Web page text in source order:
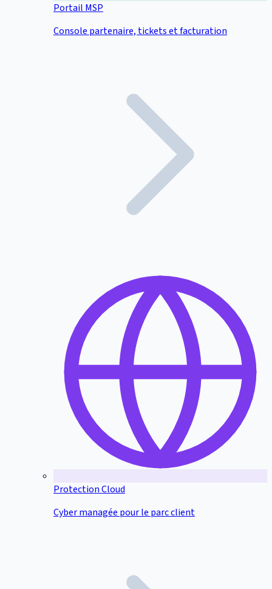
Portail MSP
Console partenaire, tickets et facturation
Protection Cloud
Cyber managée pour le parc client